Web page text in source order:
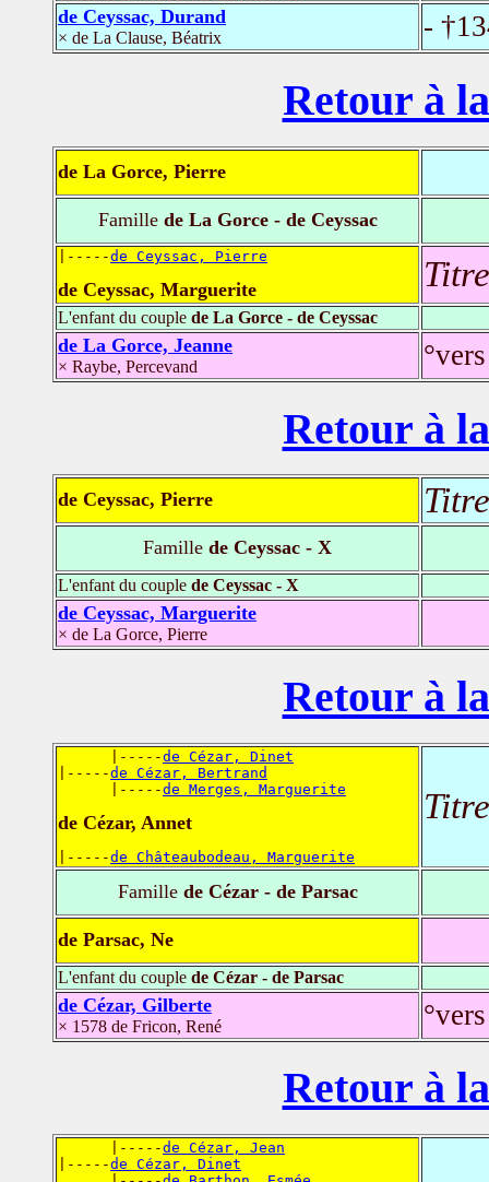
de Ceyssac, Durand
× de La Clause, Béatrix -
Retour à
de La Gorce, Pierre
Famillede La Gorce - de Ceyssac
|-----de Ceyssac, Pierre
de Ceyssac, Marguerite
L'enfant du couple de La Gorce - de Ceyssac
de La Gorce, Jeanne
× Raybe, Percevand
Retour à
de Ceyssac, Pierre
Famille de Ceyssac - X
L'enfant du couple de Ceyssac - X
de Ceyssac, Marguerite
× de La Gorce, Pierre
Retour à
      |-----
de Cézar, Dinet
|-----de Cézar, Bertrand
      |-----
de Merges, Marguerite
de Cézar, Annet
|-----de Châteaubodeau, Marguerite
Famillede Cézar - de Parsac
de Parsac, Ne
L'enfant du couple de Cézar - de Parsac
de Cézar, Gilberte
× 1578 de Fricon, René
Retour à
      |-----
de Cézar, Jean
|-----de Cézar, Dinet